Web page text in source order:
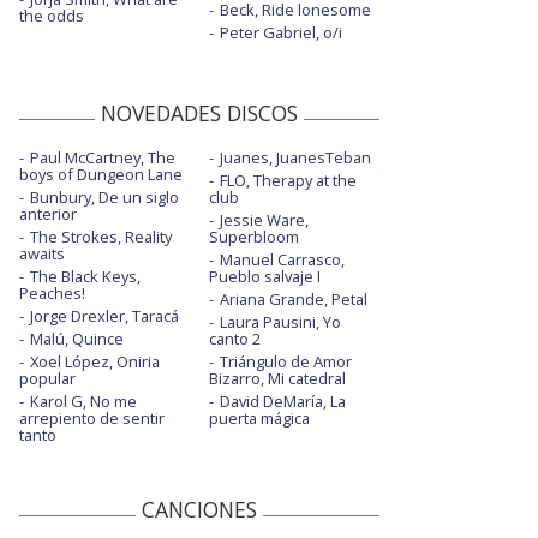
the odds
Beck, Ride lonesome
Peter Gabriel, o/i
NOVEDADES DISCOS
Paul McCartney, The
boys of Dungeon Lane
Bunbury, De un siglo
anterior
The Strokes, Reality
awaits
The Black Keys,
Peaches!
Jorge Drexler, Taracá
Malú, Quince
Xoel López, Oniria
popular
Karol G, No me
arrepiento de sentir
tanto
Juanes, JuanesTeban
FLO, Therapy at the
club
Jessie Ware,
Superbloom
Manuel Carrasco,
Pueblo salvaje I
Ariana Grande, Petal
Laura Pausini, Yo
canto 2
Triángulo de Amor
Bizarro, Mi catedral
David DeMaría, La
puerta mágica
CANCIONES